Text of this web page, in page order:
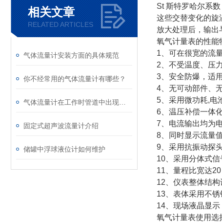
相关文章
RELATED ARTICLES
气体流量计安装方面的具体规范
你不经常用的气体流量计有哪些？
固定式超声波流量计介绍
储罐中浮球液位计如何维护
St 斯特罗哈尔系数
这些交替变化的旋
放大处理后，输出
氧气计量表的性能
1、可在很宽的流
2、不受温度、压
3、安全防爆，适
4、无可动部件、
5、采用微功耗,电
6、温压补偿一体
7、电流输出均为
8、同时显示流量
9、采用抗振动探
10、采用分体式
11、量程比宽达20
12、仪表整体结
13、表体采用不
14、现场液晶显
氧气计量表使用选